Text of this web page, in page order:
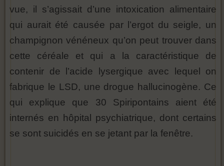
vue, il s’agissait d’une intoxication alimentaire
qui aurait été causée par l’ergot du seigle, un
champignon vénéneux qu’on peut trouver dans
cette céréale et qui a la caractéristique de
contenir de l’acide lysergique avec lequel on
fabrique le LSD, une drogue hallucinogène. Ce
qui explique que 30 Spiripontains aient été
internés en hôpital psychiatrique, dont certains
se sont suicidés en se jetant par la fenêtre.